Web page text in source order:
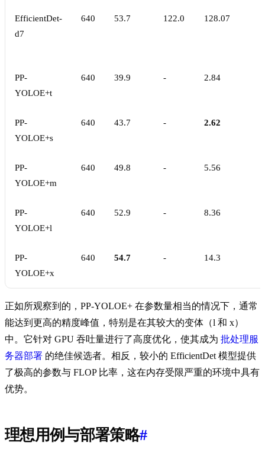
EfficientDet-
d7
640 53.7 122.0 128.07
PP-
YOLOE+t
640 39.9 - 2.84
PP-
YOLOE+s
640 43.7 - 2.62
PP-
YOLOE+m
640 49.8 - 5.56
PP-
YOLOE+l
640 52.9 - 8.36
PP-
YOLOE+x
640 54.7 - 14.3
正如所观察到的，PP-YOLOE+ 在参数量相当的情况下，通常
能达到更高的精度峰值，特别是在其较大的变体（l 和 x）
中。它针对 GPU 吞吐量进行了高度优化，使其成为 批处理服
务器部署 的绝佳候选者。相反，较小的 EfficientDet 模型提供
了极高的参数与 FLOP 比率，这在内存受限严重的环境中具有
优势。
理想用例与部署策略#